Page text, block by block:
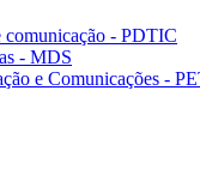
comunicação - PDTIC
- MDS
e Comunicações -